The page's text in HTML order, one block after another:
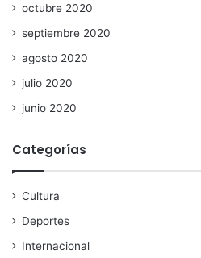
octubre 2020
septiembre 2020
agosto 2020
julio 2020
junio 2020
Categorías
Cultura
Deportes
Internacional